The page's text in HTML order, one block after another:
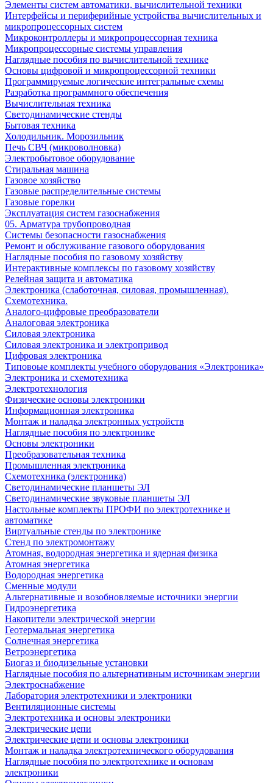
Элементы систем автоматики, вычислительной техники
Интерфейсы и периферийные устройства вычислительных и
микропроцессорных систем
Микроконтроллеры и микропроцессорная техника
Микропроцессорные системы управления
Наглядные пособия по вычислительной технике
Основы цифровой и микропроцессорной техники
Программируемые логические интегральные схемы
Разработка программного обеспечения
Вычислительная техника
Светодинамические стенды
Бытовая техника
Холодильник. Морозильник
Печь СВЧ (микроволновка)
Электробытовое оборудование
Стиральная машина
Газовое хозяйство
Газовые распределительные системы
Газовые горелки
Эксплуатация систем газоснабжения
05. Арматура трубопроводная
Системы безопасности газоснабжения
Ремонт и обслуживание газового оборудования
Наглядные пособия по газовому хозяйству
Интерактивные комплексы по газовому хозяйству
Релейная защита и автоматика
Электроника (слаботочная, силовая, промышленная).
Схемотехника.
Аналого-цифровые преобразователи
Аналоговая электроника
Cиловая электроника
Cиловая электроника и электропривод
Цифровая электроника
Типовоые комплекты учебного оборудования «Электроника»
Электроника и схемотехника
Электротехнология
Физические основы электроники
Информационная электроника
Монтаж и наладка электронных устройств
Наглядные пособия по электронике
Основы электроники
Преобразовательная техника
Промышленная электроника
Схемотехника (электроника)
Светодинамические планшеты ЭЛ
Светодинамические звуковые планшеты ЭЛ
Настольные комплекты ПРОФИ по электротехнике и
автоматике
Виртуальные стенды по электронике
Стенд по электромонтажу
Атомная, водородная энергетика и ядерная физика
Атомная энергетика
Водородная энергетика
Сменные модули
Альтернативные и возобновляемые источники энергии
Гидроэнергетика
Накопители электрической энергии
Геотермальная энергетика
Солнечная энергетика
Ветроэнергетика
Биогаз и биодизельные установки
Наглядные пособия по альтернативным источникам энергии
Электроснабжение
Лаборатория электротехники и электроники
Вентиляционные системы
Электротехника и основы электроники
Электрические цепи
Электрические цепи и основы электроники
Монтаж и наладка электротехнического оборудования
Наглядные пособия по электротехнике и основам
электроники